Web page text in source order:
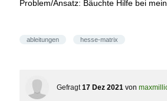
Problem/Ansatz: Bäuchte Hilfe bei
ableitungen hesse-matrix
Gefragt 17 Dez 2021 von